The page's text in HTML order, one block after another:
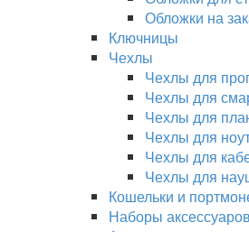
Обложки на
Ключницы
Чехлы
Чехлы для
Чехлы для
Чехлы для
Чехлы для
Чехлы для
Чехлы для
Кошельки и
Наборы аксессуаров